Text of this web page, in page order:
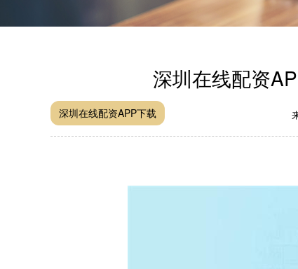
深圳在线配资
深圳在线配资APP下载